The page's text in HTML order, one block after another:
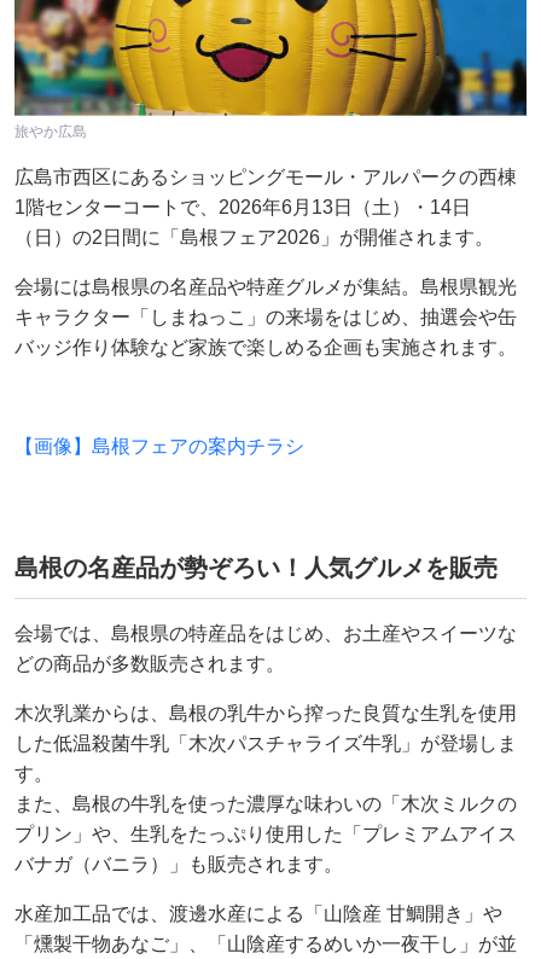
旅やか広島
広島市西区にあるショッピングモール・アルパークの西棟
1階センターコートで、2026年6月13日（土）・14日
（日）の2日間に「島根フェア2026」が開催されます。
会場には島根県の名産品や特産グルメが集結。島根県観光
キャラクター「しまねっこ」の来場をはじめ、抽選会や缶
バッジ作り体験など家族で楽しめる企画も実施されます。
【画像】島根フェアの案内チラシ
島根の名産品が勢ぞろい！人気グルメを販売
会場では、島根県の特産品をはじめ、お土産やスイーツな
どの商品が多数販売されます。
木次乳業からは、島根の乳牛から搾った良質な生乳を使用
した低温殺菌牛乳「木次パスチャライズ牛乳」が登場しま
す。
また、島根の牛乳を使った濃厚な味わいの「木次ミルクの
プリン」や、生乳をたっぷり使用した「プレミアムアイス
バナガ（バニラ）」も販売されます。
水産加工品では、渡邊水産による「山陰産 甘鯛開き」や
「燻製干物あなご」、「山陰産するめいか一夜干し」が並